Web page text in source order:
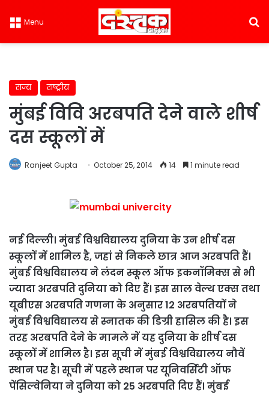
Menu
राज्य राष्ट्रीय
मुंबई विवि अरबपति देने वाले शीर्ष
दस स्कूलों में
Ranjeet Gupta October 25, 2014 14 1 minute read
नई दिल्ली। मुंबई विश्वविद्यालय दुनिया के उन शीर्ष दस
स्कूलों में शामिल है, जहां से निकले छात्र आज अरबपति हैं।
मुंबई विश्वविद्यालय ने लंदन स्कूल ऑफ इकनॉमिक्स से भी
ज्यादा अरबपति दुनिया को दिए हैं। इस साल वेल्थ एक्स तथा
यूबीएस अरबपति गणना के अनुसार 12 अरबपतियों ने
मुंबई विश्वविद्यालय से स्नातक की डिग्री हासिल की है। इस
तरह अरबपति देने के मामले में यह दुनिया के शीर्ष दस
स्कूलों में शामिल है। इस सूची में मुंबई विश्वविद्यालय नौवें
स्थान पर है। सूची में पहले स्थान पर यूनिवर्सिटी ऑफ
पेंसिल्वेनिया ने दुनिया को 25 अरबपति दिए हैं। मुंबई